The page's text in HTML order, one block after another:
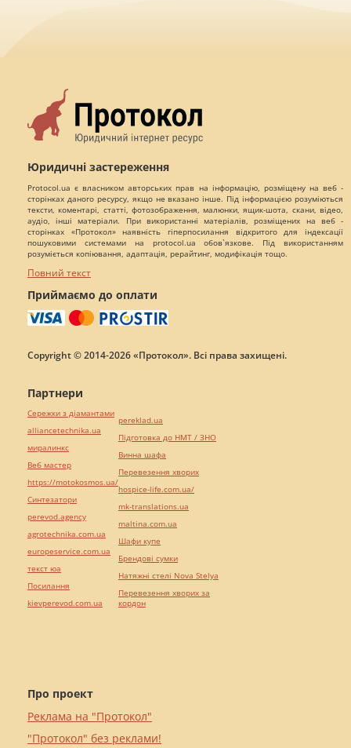
Юридичні застереження
Protocol.ua є власником авторських прав на інформацію, розміщену на веб -
сторінках даного ресурсу, якщо не вказано інше. Під інформацією розуміються
тексти, коментарі, статті, фотозображення, малюнки, ящик-шота, скани, відео,
аудіо, інші матеріали. При використанні матеріалів, розміщених на веб -
сторінках «Протокол» наявність гіперпосилання відкритого для індексації
пошуковими системами на protocol.ua обов`язкове. Під використанням
розуміється копіювання, адаптація, рерайтинг, модифікація тощо.
Повний текст
Приймаємо до оплати
Copyright © 2014-2026 «Протокол». Всі права захищені.
Про проект
Реклама на "Протокол"
"Протокол" без реклами!
Партнери
Сережки з діамантами
alliancetechnika.ua
миралинкс
Веб мастер
https://motokosmos.ua/
Синтезатори
perevod.agency
agrotechnika.com.ua
europeservice.com.ua
текст юа
Посилання
kievperevod.com.ua
pereklad.ua
Підготовка до НМТ / ЗНО
Винна шафа
Перевезення хворих
hospice-life.com.ua/
mk-translations.ua
maltina.com.ua
Шафи купе
Брендові сумки
Натяжні стелі Nova Stelya
Перевезення хворих за
кордон